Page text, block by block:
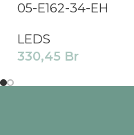
05-E162-34-EH
LEDS
330,45 Br